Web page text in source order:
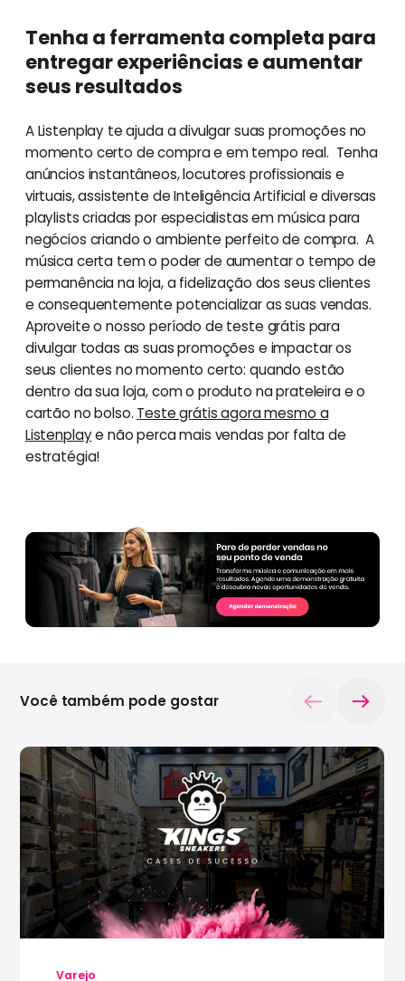
Tenha a ferramenta completa para
entregar experiências e aumentar
seus resultados
A Listenplay te ajuda a divulgar suas promoções no
momento certo de compra e em tempo real. Tenha
anúncios instantâneos, locutores profissionais e
virtuais, assistente de Inteligência Artificial e diversas
playlists criadas por especialistas em música para
negócios criando o ambiente perfeito de compra. A
música certa tem o poder de aumentar o tempo de
permanência na loja, a fidelização dos seus clientes
e consequentemente potencializar as suas vendas.
Aproveite o nosso período de teste grátis para
divulgar todas as suas promoções e impactar os
seus clientes no momento certo: quando estão
dentro da sua loja, com o produto na prateleira e o
cartão no bolso. Teste grátis agora mesmo a
Listenplaye não perca mais vendas por falta de
estratégia!
Varejo
Você também pode gostar